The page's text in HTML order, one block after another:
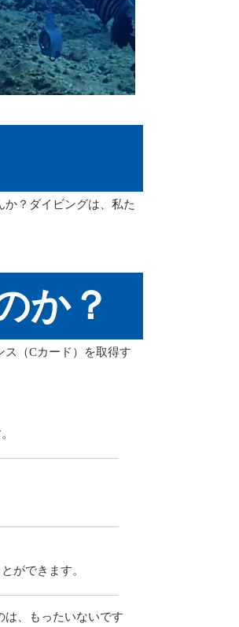
か？ダイビングは、私た
か？
（Cカード）を取得す
ができます。
は、もったいないです